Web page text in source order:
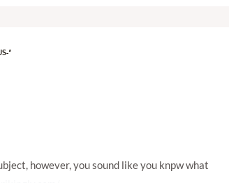
“
however, you sound like you knpw what